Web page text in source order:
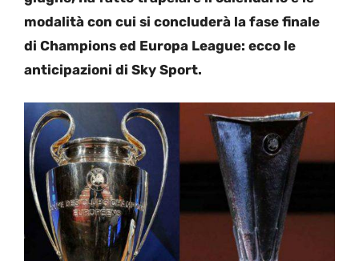
modalità con cui si concluderà la fase finale
di Champions ed Europa League: ecco le
anticipazioni di Sky Sport.